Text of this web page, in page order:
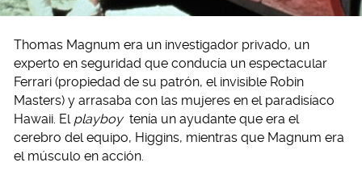
Thomas Magnum era un investigador privado, un
experto en seguridad que conducía un espectacular
Ferrari (propiedad de su patrón, el invisible Robin
Masters) y arrasaba con las mujeres en el paradisíaco
Hawaii. El playboy tenía un ayudante que era el
cerebro del equipo, Higgins, mientras que Magnum era
el músculo en acción.